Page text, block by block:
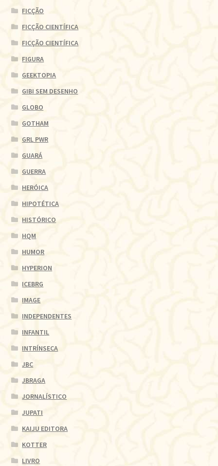
FICÇÃO
FICÇÃO CIENTÍFICA
FICÇÃO CIENTÍFICA
FIGURA
GEEKTOPIA
GIBI SEM DESENHO
GLOBO
GOTHAM
GRL PWR
GUARÁ
GUERRA
HERÓICA
HIPOTÉTICA
HISTÓRICO
HQM
HUMOR
HYPERION
ICEBRG
IMAGE
INDEPENDENTES
INFANTIL
INTRÍNSECA
JBC
JBRAGA
JORNALÍSTICO
JUPATI
KAIJU EDITORA
KOTTER
LIVRO